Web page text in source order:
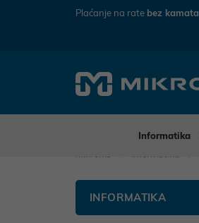
Plaćanje na rate bez kamata
Informatika
INFORMATIKA